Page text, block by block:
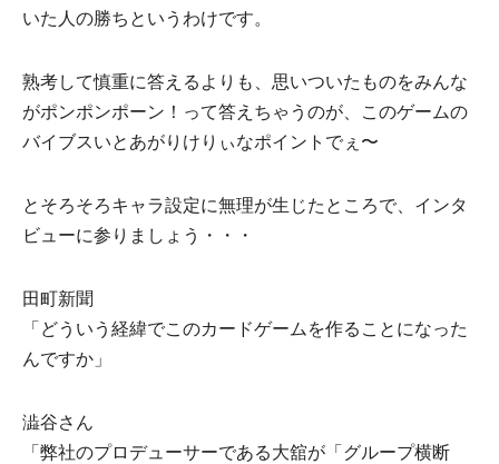
いた⼈の勝ちというわけです。
熟考して慎重に答えるよりも、思いついたものをみんな
がポンポンポーン！って答えちゃうのが、このゲームの
バイブスいとあがりけりぃなポイントでぇ〜
とそろそろキャラ設定に無理が⽣じたところで、インタ
ビューに参りましょう・・・
⽥町新聞
「どういう経緯でこのカードゲームを作ることになった
んですか」
澁⾕さん
「弊社のプロデューサーである大舘が「グループ横断